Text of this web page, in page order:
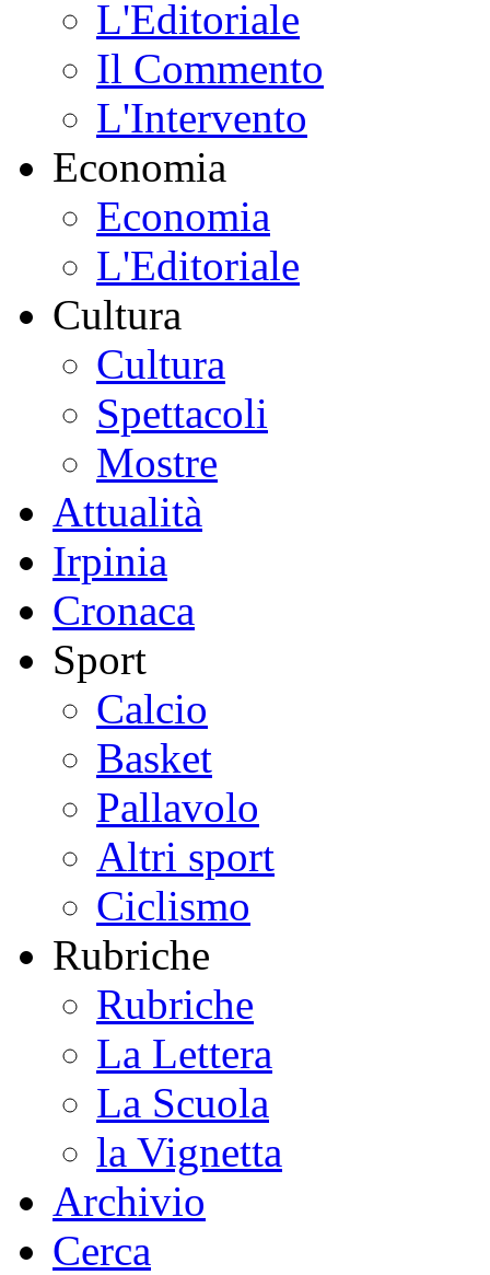
L'Editoriale
Il Commento
L'Intervento
Economia
Economia
L'Editoriale
Cultura
Cultura
Spettacoli
Mostre
Attualità
Irpinia
Cronaca
Sport
Calcio
Basket
Pallavolo
Altri sport
Ciclismo
Rubriche
Rubriche
La Lettera
La Scuola
la Vignetta
Archivio
Cerca